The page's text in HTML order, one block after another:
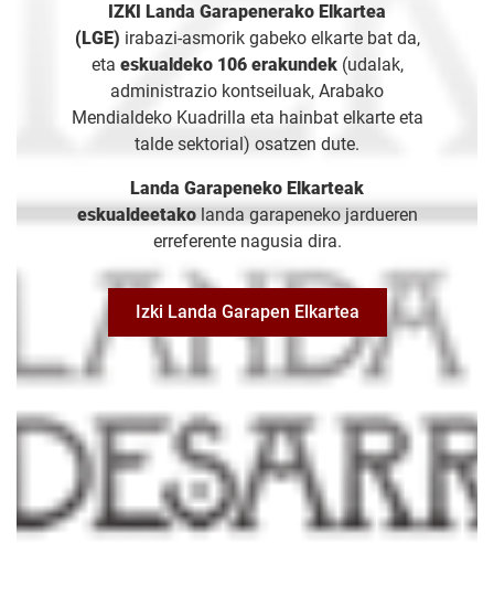
IZKI Landa Garapenerako Elkartea
(LGE) irabazi-asmorik gabeko elkarte bat da,
eta eskualdeko 106 erakundek(udalak,
administrazio kontseiluak, Arabako
Mendialdeko Kuadrilla eta hainbat elkarte eta
talde sektorial) osatzen dute.
Landa Garapeneko Elkarteak
eskualdeetakolanda garapeneko jardueren
erreferente nagusia dira.
Izki Landa Garapen Elkartea